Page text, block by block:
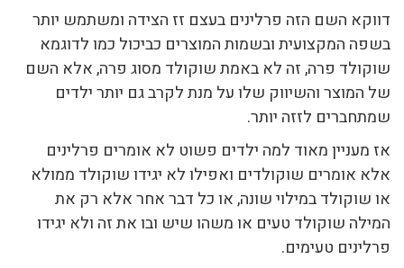
דווקא השם הזה פרלינים בעצם זז הצידה ומשתמש יותר
בשפה המקצועית ובשמות המוצרים כביכול כמו לדוגמא
שוקולד פרה, זה לא באמת שוקולד מסוג פרה, אלא השם
של המוצר והשיווק שלו על מנת לקרב גם יותר ילדים
שמתחברים לזזה יותר.
אז מעניין מאוד למה ילדים פשוט לא אומרים פרלינים
אלא אומרים שוקולדים ואפילו לא יגידו שוקולד ממולא
או שוקולד במילוי שונה, או כל דבר אחר אלא רק את
המילה שוקולד טעים או משהו שיש ובו את זה ולא יגידו
פרלינים טעימים.